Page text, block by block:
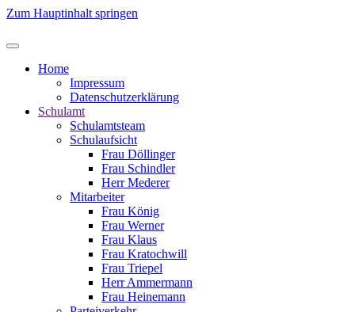
Zum Hauptinhalt springen
Home
Impressum
Datenschutzerklärung
Schulamt
Schulamtsteam
Schulaufsicht
Frau Döllinger
Frau Schindler
Herr Mederer
Mitarbeiter
Frau König
Frau Werner
Frau Klaus
Frau Kratochwill
Frau Triepel
Herr Ammermann
Frau Heinemann